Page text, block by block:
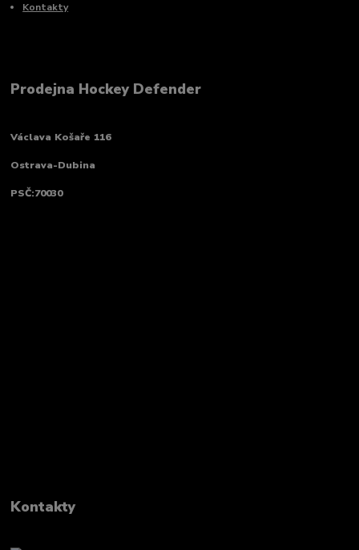
Kontakty
Prodejna Hockey Defender
Václava Košaře 116
Ostrava-Dubina
PSČ:70030
Kontakty